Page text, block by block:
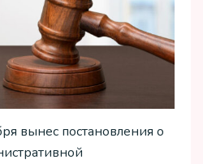
вынес постановления о